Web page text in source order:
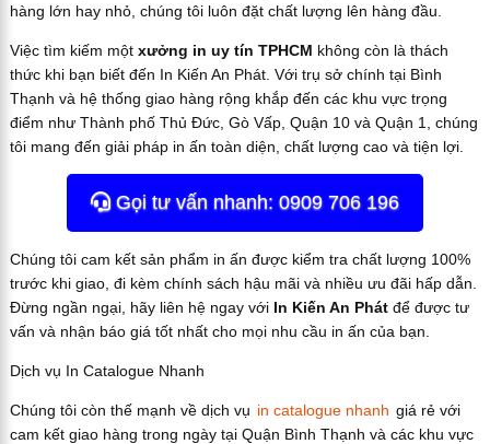
hàng lớn hay nhỏ, chúng tôi luôn đặt chất lượng lên hàng đầu.
Việc tìm kiếm một xưởng in uy tín TPHCM không còn là thách
thức khi bạn biết đến In Kiến An Phát. Với trụ sở chính tại Bình
Thạnh và hệ thống giao hàng rộng khắp đến các khu vực trọng
điểm như Thành phố Thủ Đức, Gò Vấp, Quận 10 và Quận 1, chúng
tôi mang đến giải pháp in ấn toàn diện, chất lượng cao và tiện lợi.
Gọi tư vấn nhanh: 0909 706 196
Chúng tôi cam kết sản phẩm in ấn được kiểm tra chất lượng 100%
trước khi giao, đi kèm chính sách hậu mãi và nhiều ưu đãi hấp dẫn.
Đừng ngần ngại, hãy liên hệ ngay với In Kiến An Phátđể được tư
vấn và nhận báo giá tốt nhất cho mọi nhu cầu in ấn của bạn.
Dịch vụ In Catalogue Nhanh
Chúng tôi còn thế mạnh về dịch vụ in catalogue nhanh giá rẻ với
cam kết giao hàng trong ngày tại Quận Bình Thạnh và các khu vực